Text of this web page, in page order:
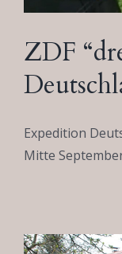
ZDF
Expedition
Mitte